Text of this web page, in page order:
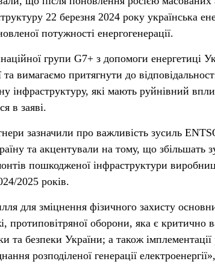
22 березня 2024 року українська
потужності енергогенерації.
групи G7+ з допомоги енергетиці
та вимагаємо притягнути до
інфраструктуру, які мають руйнівний
в заяві.
зазначили про важливість зусиль
та акцентували на тому, що збільшать
пошкодженої інфраструктури
2025 років.
для зміцнення фізичного захисту
протиповітряної оборони, яка є критично
та безпеки України; а також імплементації
розподіленої генерації